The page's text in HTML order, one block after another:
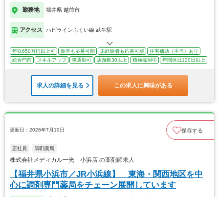
勤務地 福井県 越前市
アクセス ハピラインふくい線 武生駅
年収650万円以上可 新卒も応募可能 未経験者も応募可能
住宅補助（手当）あり
総合門前
スキルアップ 車通勤可 店舗数30以上 積極採用中 年間休日120日以上
求人の詳細を見る この求人に興味がある
更新日：2026年7月10日 保存する
正社員 調剤薬局
株式会社メディカル一光 小浜店 の薬剤師求人
【福井県小浜市／JR小浜線】 東海・関西地区を中
心に調剤専門薬局をチェーン展開しています